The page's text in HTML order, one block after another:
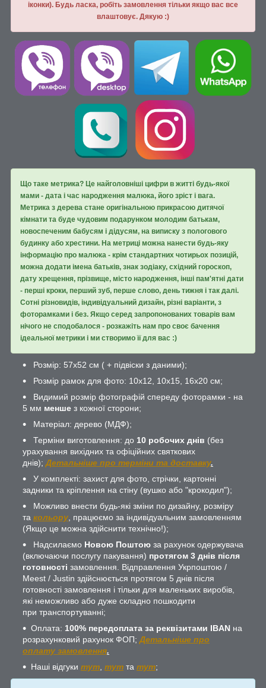
іконки). Будь ласка, робiть замовлення тiльки якщо вас все
влаштовує. Дякую :)
Що таке метрика? Це найголовніші цифри в житті будь-якої
мами - дата і час народження малюка, його зріст і вага.
Метрика з дерева стане оригінальною прикрасою дитячої
кімнати та буде чудовим подарунком молодим батькам,
новоспеченим бабусям і дідусям, на виписку з пологового
будинку або хрестини. На метриці можна нанести будь-яку
інформацію про малюка - крім стандартних чотирьох позицій,
можна додати імена батьків, знак зодіаку, східний гороскоп,
дату хрещення, прізвище, місто народження, інші пам'ятні дати
- перші кроки, перший зуб, перше слово, день тижня і так далі.
Сотні різновидів, індивідуальний дизайн, різні варіанти, з
фоторамками і без. Якщо серед запропонованих товарів вам
нічого не сподобалося - розкажіть нам про своє бачення
ідеальної метрики і ми створимо її для вас :)
Розмір: 57х52 см ( + підвіски з даними);
Розмір рамок для фото: 10х12, 10х15, 16х20 см;
Видимий розмір фотографій спереду фоторамки - на
5 мм менше з кожної сторони;
Матеріал: дерево (МДФ);
Терміни виготовлення: до 10 робочих днів (без
урахування вихідних та офіційних святкових
днів); Детальніше про терміни та доставку.
У комплекті: захист для фото, стрічки, картонні
задники та кріплення на стіну (вушко або "крокодил");
Можливо внести будь-які зміни по дизайну, розміру
та кольору , працюємо за індивідуальним замовленням
(Якщо це можна здійснити технічно!);
Надсилаємо Новою Поштою за рахунок одержувача
(включаючи послугу пакування) протягом 3 днів після
готовності замовлення. Відправлення Укрпоштою /
Meest / Justin здійснюється протягом 5 днів після
готовності замовлення і тільки для маленьких виробів,
які неможливо або дуже складно пошкодити
при транспортуванні;
Оплата: 100% передоплата за реквізитами IBAN на
розрахунковий рахунок ФОП; Детальніше про
оплату замовлення.
Наші відгуки тут тут та тут;